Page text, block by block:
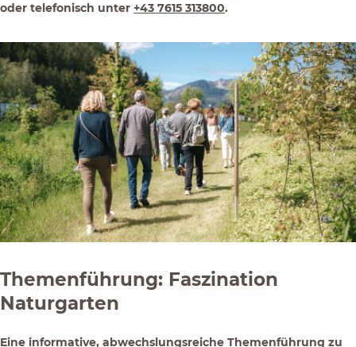
oder telefonisch unter +43 7615 313800.
Themenführung: Faszination
Naturgarten
Eine informative, abwechslungsreiche Themenführung zu